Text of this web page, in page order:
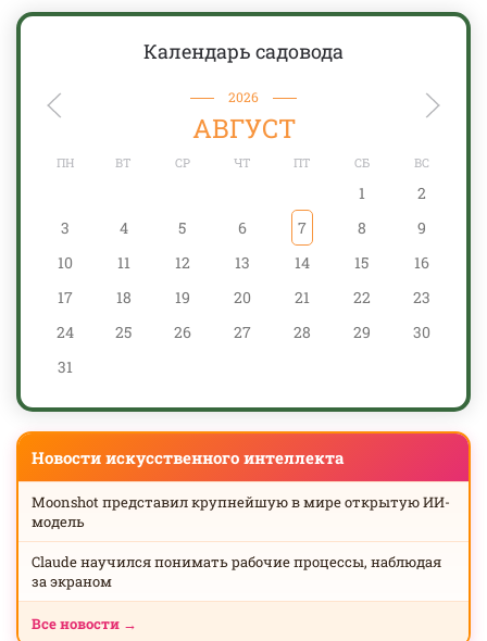
Календарь садовода
2026
АВГУСТ
ПН ВТ СР ЧТ ПТ СБ ВС
1
2
3
4 5 6 7 8
9
10
11 12 13 14 15
16
17
18 19 20 21 22
23
24
25 26 27 28 29
30
31
Новости искусственного интеллекта
Moonshot представил крупнейшую в мире открытую ИИ-
модель
Claude научился понимать рабочие процессы, наблюдая
за экраном
Все новости →